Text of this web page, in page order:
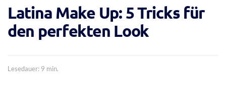
Latina Make Up: 5 Tricks für
den perfekten Look
Lesedauer: 9 min.